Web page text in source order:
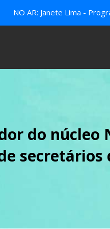
NO AR: Janete Lima -
do núcleo